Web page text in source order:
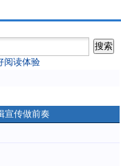
阅读体验
宣传做前奏